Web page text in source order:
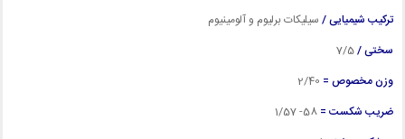
ترکیب شیمیایی / سیلیکات برلیوم و آلومینیوم
سختی /7/5
وزن مخصوص = /40
ضریب شکست =